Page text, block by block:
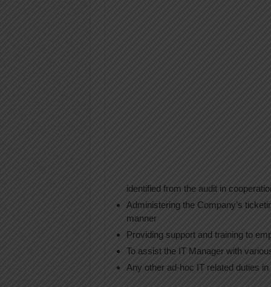
identified from the audit in
Administering the Company’s
manner
Providing support and training to
To assist the IT Manager with
Any other ad-hoc IT related duties